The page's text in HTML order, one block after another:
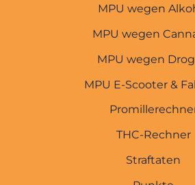
MPU wegen
MPU wegen
MPU wegen
MPU E-Scooter &
THC-Rechner
Straftaten